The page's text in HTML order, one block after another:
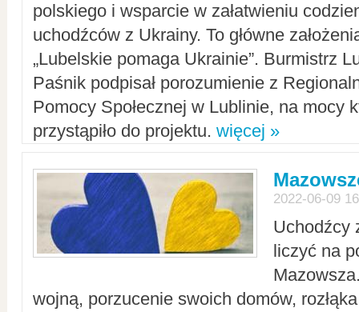
polskiego i wsparcie w załatwieniu
uchodźców z Ukrainy. To główne
„Lubelskie pomaga Ukrainie”. Burmistrz
Paśnik podpisał porozumienie z
Pomocy Społecznej w Lublinie, na mocy
przystąpiło do projektu. więcej »
2022-06-09
Uchodźcy
liczyć na
wojną, porzucenie swoich domów,